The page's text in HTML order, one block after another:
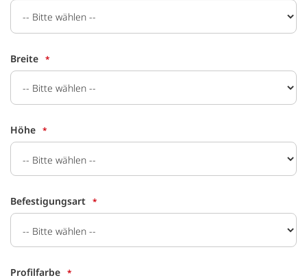
Breite
Höhe
Befestigungsart
Profilfarbe